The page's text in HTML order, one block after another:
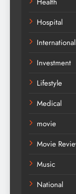
Hospital
International
Investment
Lifestyle
Medical
movie
Movie
Music
National